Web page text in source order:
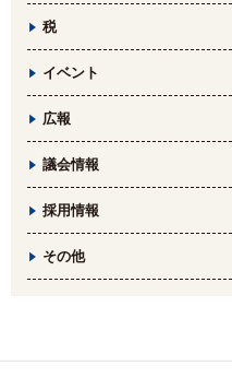
税
イベント
広報
議会情報
採用情報
その他